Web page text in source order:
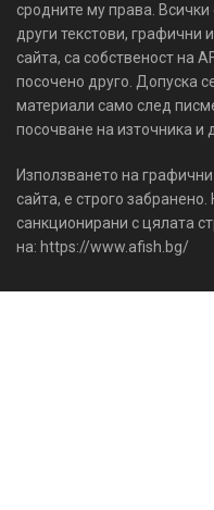
сродните му права.
други текстови, графични
сайта, са собственост на
посочено друго. Допуска
материали само след
посочване на източника и
Използването на
сайта, е строго
санкционирани с цялата
на: https://www.afish.bg/